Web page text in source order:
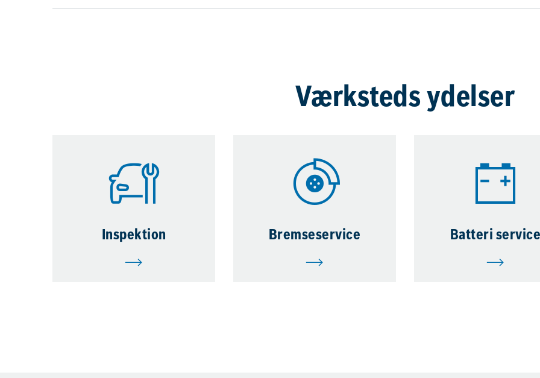
Værksteds ydelser
Inspektion Bremseservice Batteri